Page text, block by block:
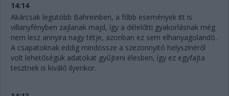
14:14
Akárcsak legutóbb Bahreinben, a főbb események itt is
villanyfényben zajlanak majd, így a délelőtti gyakorlásnak még
nem lesz annyira nagy tétje, azonban ez sem elhanyagolandó.
A csapatoknak eddig mindössze a szezonnyitó helyszínéről
volt lehetőségük adatokat gyűjteni élesben, így ez egyfajta
tesztnek is kiváló ilyenkor.